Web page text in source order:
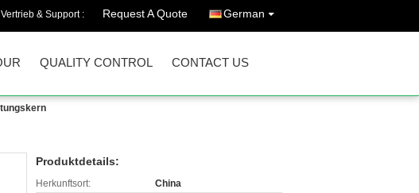
Vertrieb & Support : Request A Quote German
QUALITY CONTROL CONTACT US
Produktdetails:
Herkunftsort:
China